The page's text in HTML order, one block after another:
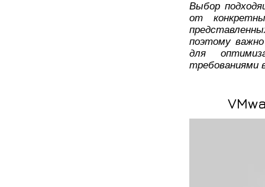
Выбор
от
поэтому
для
требованиями